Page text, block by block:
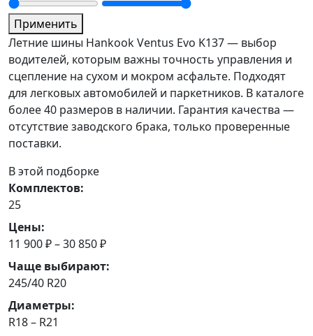
Применить
Летние шины Hankook Ventus Evo K137 — выбор
водителей, которым важны точность управления и
сцепление на сухом и мокром асфальте. Подходят
для легковых автомобилей и паркетников. В каталоге
более 40 размеров в наличии. Гарантия качества —
отсутствие заводского брака, только проверенные
поставки.
В этой подборке
Комплектов:
25
Цены:
11 900 ₽ – 30 850 ₽
Чаще выбирают:
245/40 R20
Диаметры:
R18 – R21